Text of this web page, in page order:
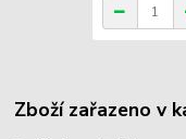
Zboží zařazeno v